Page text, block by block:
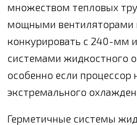
множеством тепловых
мощными вентиляторами
конкурировать с 240-мм
системами жидкостного
особенно если процессор
экстремального
Герметичные системы